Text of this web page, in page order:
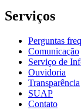
Serviços
Perguntas
Comunicação
Serviço de
Ouvidoria
Transparência
SUAP
Contato